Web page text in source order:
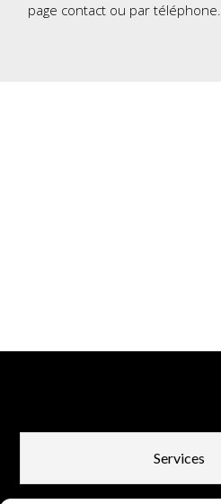
page contact ou par téléphone.
Services